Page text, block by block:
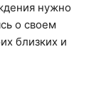
нужно
о своем
близких и